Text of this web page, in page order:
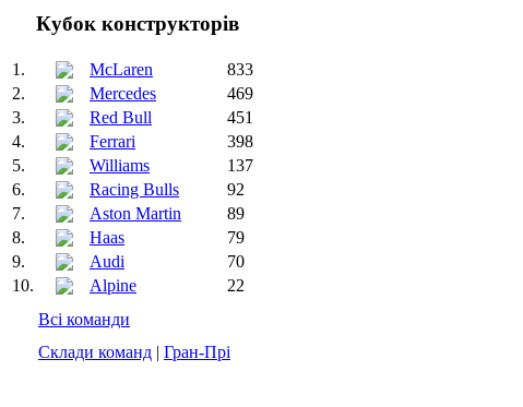
Кубок конструкторів
1. McLaren
833
2.
Mercedes
469
3.
Red Bull
451
4.
Ferrari
398
5.
Williams
137
6.
Racing Bulls
92
7.
Aston Martin
89
8.
Haas
79
9.
Audi
70
10.
Alpine
22
Всі команди
Склади команд | Гран-Прі